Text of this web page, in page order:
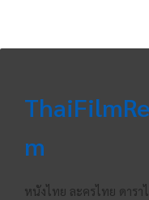
m
หนังไทย ละครไทย ดาร